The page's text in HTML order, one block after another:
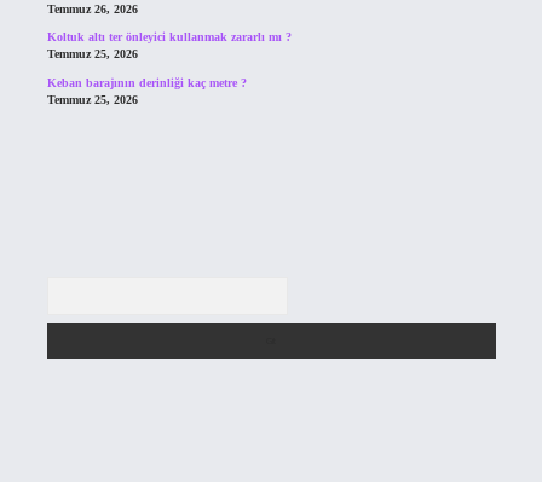
Temmuz 26, 2026
Koltuk altı ter önleyici kullanmak zararlı mı ?
Temmuz 25, 2026
Keban barajının derinliği kaç metre ?
Temmuz 25, 2026